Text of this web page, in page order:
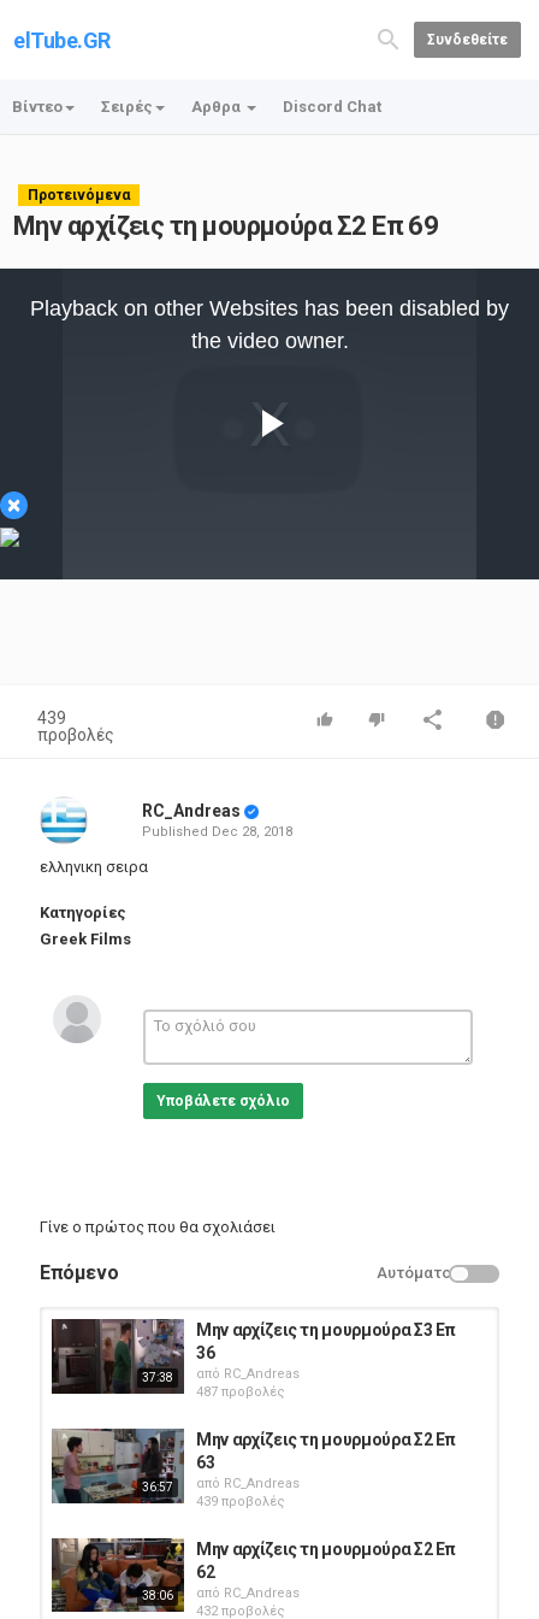
elTube.GR Συνδεθείτε
Βίντεο Σειρές Αρθρα Discord Chat
Προτεινόμενα
Μην αρχίζεις τη μουρμούρα Σ2 Επ 69
×
Video
Playback on other Websites has been disabled by
the video owner.
439
προβολές
RC_Andreas
Published Dec 28, 2018
ελληνικη σειρα
Κατηγορίες
Greek Films
Υποβάλετε σχόλιο
Γίνε ο πρώτος που θα σχολιάσει
Επόμενο Αυτόματο
37:38
Μην αρχίζεις τη μουρμούρα Σ3 Επ
36
από RC_Andreas
487 προβολές
36:57
Μην αρχίζεις τη μουρμούρα Σ2 Επ
63
από RC_Andreas
439 προβολές
38:06
Μην αρχίζεις τη μουρμούρα Σ2 Επ
62
από RC_Andreas
432 προβολές